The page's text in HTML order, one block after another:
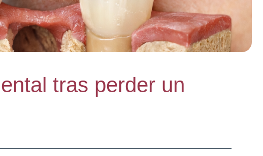
tras perder un